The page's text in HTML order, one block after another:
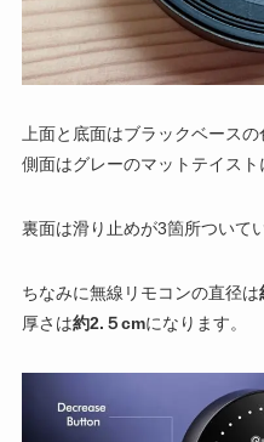
上面と底面はブラックベースの
側面はグレーのマットテイスト
裏面は滑り止めが3箇所ついて
ちなみに無線リモコンの直径は
厚さは約2.５cmになります。